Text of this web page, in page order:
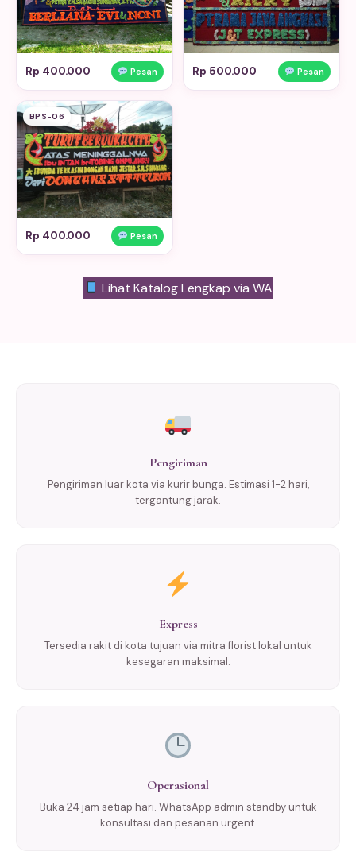
Rp 400.000 Pesan Rp 500.000 Pesan
BPS-06
Rp 400.000 Pesan
Lihat Katalog Lengkap via WA
Pengiriman
Pengiriman luar kota via kurir bunga. Estimasi 1-2 hari,
tergantung jarak.
Express
Tersedia rakit di kota tujuan via mitra florist lokal untuk
kesegaran maksimal.
Operasional
Buka 24 jam setiap hari. WhatsApp admin standby untuk
konsultasi dan pesanan urgent.